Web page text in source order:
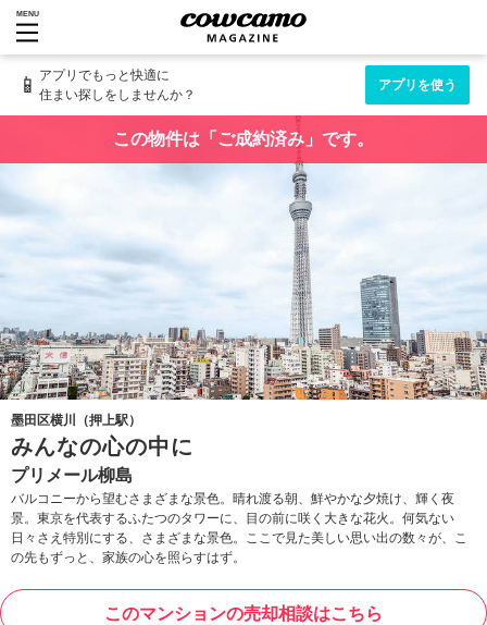
MENU
📱 アプリでもっと快適に
住まい探しをしませんか？
アプリを使う
この物件は「ご成約済み」です。
墨田区横川（押上駅）
みんなの心の中に
プリメール柳島
バルコニーから望むさまざまな景色。晴れ渡る朝、鮮やかな夕焼け、輝く夜
景。東京を代表するふたつのタワーに、目の前に咲く大きな花火。何気ない
日々さえ特別にする、さまざまな景色。ここで見た美しい思い出の数々が、こ
の先もずっと、家族の心を照らすはず。
このマンションの売却相談はこちら